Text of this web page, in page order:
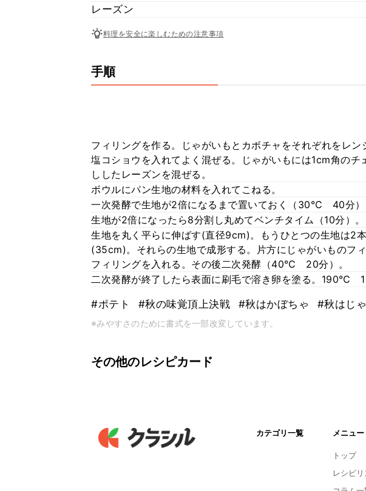
レーズン
料理を安全に楽しむための注意事項
手順
フィリングを作る。じゃがいもとカボチャをそれぞれをレン
塩コショウを入れてよく混ぜる。じゃがいもには1cm角のチ
ししたレーズンを混ぜる。
ボウルにパン生地の材料を入れてこねる。
一次発酵で生地が2倍になるまで置いておく（30℃ 40分）
生地が2倍になったら8分割し丸めてベンチタイム（10分）。
生地を丸く平らに伸ばす(直径9cm)。もうひとつの生地は2
(35cm)。それらの生地で成形する。片方にじゃがいものフ
フィリングを入れる。その後二次発酵（40℃ 20分）。
二次発酵が終了したら表面に刷毛で溶き卵を塗る。190℃
#ポテト #秋の味覚頂上決戦 #秋はかぼちゃ #秋はじ
※みやすさのために書式を一部改変しています。
その他のレシピカード
カテゴリ一覧 メニュー
トップ
レシピリ